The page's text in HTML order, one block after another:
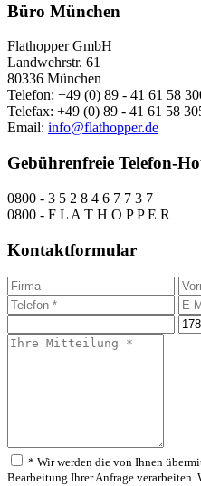
Büro München
Flathopper GmbH
Landwehrstr. 61
80336 München
Telefon: +49 (0) 89 - 41 61 58
Telefax: +49 (0) 89 - 41 61 58
Email: info@flathopper.de
Gebührenfreie Telefon-
0800 - 3 5 2 8 4 6 7 7 3 7
0800 - F L A T H O P P E R
Kontaktformular
* Wir werden die von Ihnen
Bearbeitung Ihrer Anfrage